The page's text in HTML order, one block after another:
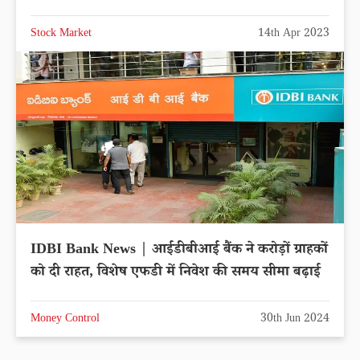
Stock Market 14th Apr 2023
IDBI Bank News | आईडीबीआई बैंक ने करोड़ों ग्राहकों
को दी राहत, विशेष एफडी में निवेश की समय सीमा बढ़ाई
Money Control 30th Jun 2024